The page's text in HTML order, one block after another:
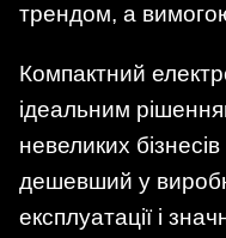
трендом, а
Компактний
ідеальним
невеликих бізнесів
дешевший у
експлуатації і